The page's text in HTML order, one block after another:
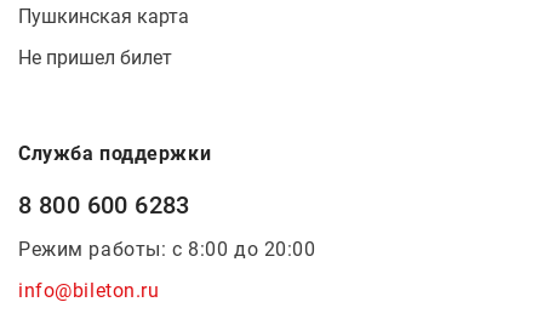
Пушкинская карта
Не пришел билет
Служба поддержки
8 800 600 6283
Режим работы: с 8:00 до 20:00
info@bileton.ru